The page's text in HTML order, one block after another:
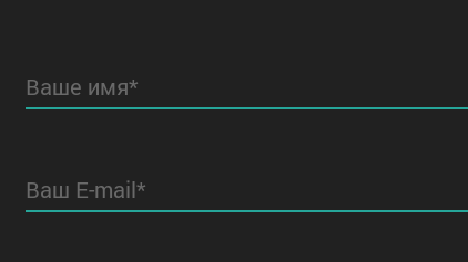
Ваше имя*
Ваш E-mail*